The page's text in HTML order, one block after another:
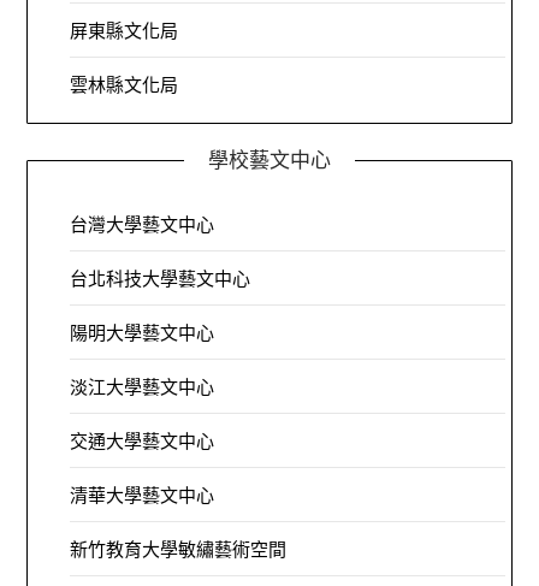
屏東縣文化局
雲林縣文化局
學校藝文中心
台灣大學藝文中心
台北科技大學藝文中心
陽明大學藝文中心
淡江大學藝文中心
交通大學藝文中心
清華大學藝文中心
新竹教育大學敏繡藝術空間